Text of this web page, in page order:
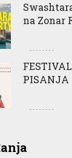
na Zonar
PISANJA